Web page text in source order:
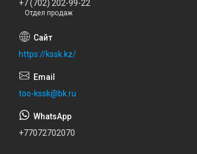
+7 (702) 202-99-22
Отдел продаж
https://kssk.kz/
too-kssk@bk.ru
+77072702070